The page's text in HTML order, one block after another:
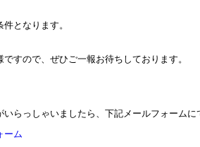
となります。
すので、ぜひご一報お待ちしております。
らっしゃいましたら、下記メールフォームに
ーム